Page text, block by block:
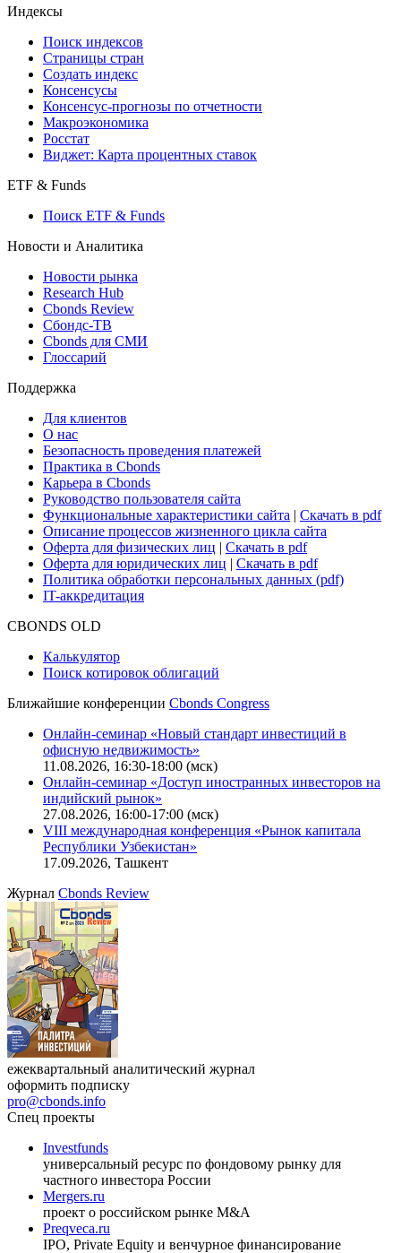
Индексы
Поиск индексов
Страницы стран
Создать индекс
Консенсусы
Консенсус-прогнозы по отчетности
Макроэкономика
Росстат
Виджет: Карта процентных ставок
ETF & Funds
Поиск ETF & Funds
Новости и Аналитика
Новости рынка
Research Hub
Cbonds Review
Сбондс-ТВ
Cbonds для СМИ
Глоссарий
Поддержка
Для клиентов
О нас
Безопасность проведения платежей
Практика в Cbonds
Карьера в Cbonds
Руководство пользователя сайта
Функциональные характеристики сайта | Скачать в pdf
Описание процессов жизненного цикла сайта
Оферта для физических лиц | Скачать в pdf
Оферта для юридических лиц | Скачать в pdf
Политика обработки персональных данных (pdf)
IT-аккредитация
CBONDS OLD
Калькулятор
Поиск котировок облигаций
Ближайшие конференции Cbonds Congress
Онлайн-семинар «Новый стандарт инвестиций в
офисную недвижимость»
11.08.2026, 16:30-18:00 (мск)
Онлайн-семинар «Доступ иностранных инвесторов на
индийский рынок»
27.08.2026, 16:00-17:00 (мск)
VIII международная конференция «Рынок капитала
Республики Узбекистан»
17.09.2026, Ташкент
Журнал Cbonds Review
ежеквартальный аналитический журнал
оформить подписку
pro@cbonds.info
Спец проекты
Investfunds
универсальный ресурс по фондовому рынку для
частного инвестора России
Mergers.ru
проект о российском рынке M&A
Preqveca.ru
IPO, Private Equity и венчурное финансирование